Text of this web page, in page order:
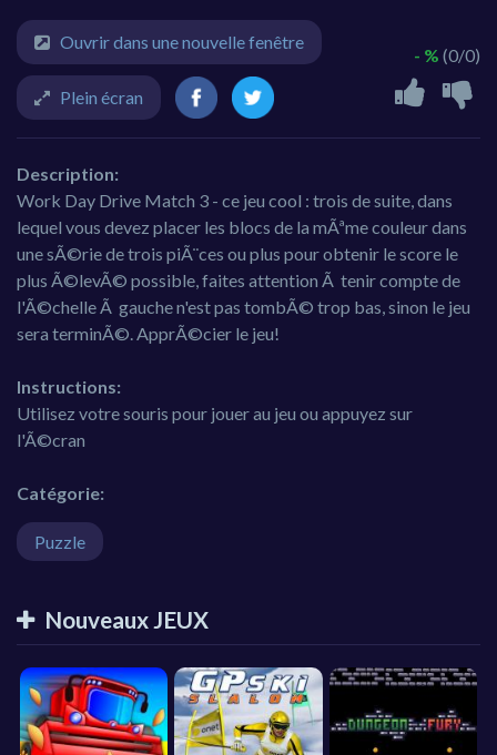
- % (0/0)
Ouvrir dans une nouvelle fenêtre
Plein écran
Description:
Work Day Drive Match 3 - ce jeu cool : trois de suite, dans
lequel vous devez placer les blocs de la mÃªme couleur dans
une sÃ©rie de trois piÃ¨ces ou plus pour obtenir le score le
plus Ã©levÃ© possible, faites attention Ã tenir compte de
l'Ã©chelle Ã gauche n'est pas tombÃ© trop bas, sinon le jeu
sera terminÃ©. ApprÃ©cier le jeu!
Instructions:
Utilisez votre souris pour jouer au jeu ou appuyez sur
l'Ã©cran
Catégorie:
Puzzle
Nouveaux JEUX